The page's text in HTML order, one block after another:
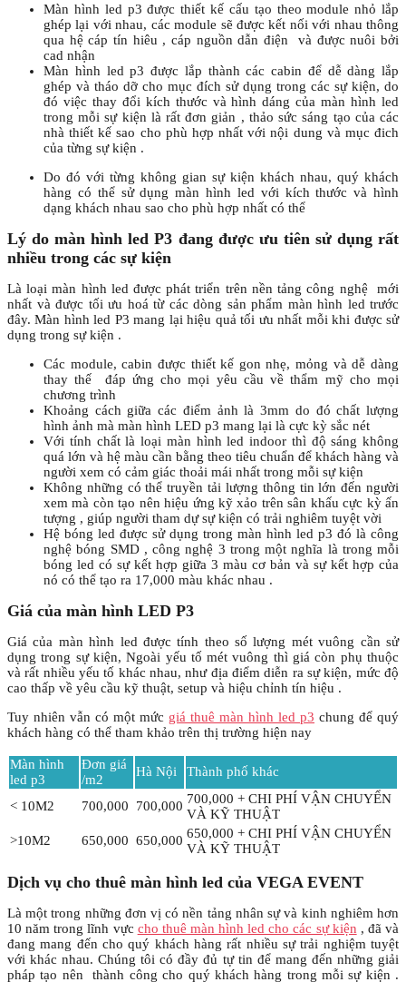
Màn hình led p3 được thiết kế cấu tạo theo module nhỏ lắp
ghép lại với nhau, các module sẽ được kết nối với nhau thông
qua hệ cáp tín hiêu , cáp nguồn dẫn điện và được nuôi bởi
cad nhận
Màn hình led p3 được lắp thành các cabin để dễ dàng lắp
ghép và tháo dỡ cho mục đích sử dụng trong các sự kiện, do
đó việc thay đổi kích thước và hình dáng của màn hình led
trong mỗi sự kiện là rất đơn giản , thảo sức sáng tạo của các
nhà thiết kế sao cho phù hợp nhất với nội dung và mục đich
của từng sự kiện .
Do đó với từng không gian sự kiện khách nhau, quý khách
hàng có thể sử dụng màn hình led với kích thước và hình
dạng khách nhau sao cho phù hợp nhất có thể
Lý do màn hình led P3 đang được ưu tiên sử dụng rất
nhiều trong các sự kiện
Là loại màn hình led được phát triển trên nền tảng công nghệ mới
nhất và được tối ưu hoá từ các dòng sản phẩm màn hình led trước
đây. Màn hình led P3 mang lại hiệu quả tối ưu nhất mỗi khi được sử
dụng trong sự kiện .
Các module, cabin được thiết kế gon nhẹ, mỏng và dễ dàng
thay thế đáp ứng cho mọi yêu cầu về thẩm mỹ cho mọi
chương trình
Khoảng cách giữa các điểm ảnh là 3mm do đó chất lượng
hình ảnh mà màn hình LED p3 mang lại là cực kỳ sắc nét
Với tính chất là loại màn hình led indoor thì độ sáng không
quá lớn và hệ màu cần bằng theo tiêu chuẩn để khách hàng và
người xem có cảm giác thoải mái nhất trong mỗi sự kiện
Không những có thể truyền tải lượng thông tin lớn đến người
xem mà còn tạo nên hiệu ứng kỹ xảo trên sân khấu cực kỳ ấn
tượng , giúp người tham dự sự kiện có trải nghiêm tuyệt vời
Hệ bóng led được sử dụng trong màn hình led p3 đó là công
nghệ bóng SMD , công nghệ 3 trong một nghĩa là trong mỗi
bóng led có sự kết hợp giữa 3 màu cơ bản và sự kết hợp của
nó có thể tạo ra 17,000 màu khác nhau .
Giá của màn hình LED P3
Giá của màn hình led được tính theo số lượng mét vuông cần sử
dụng trong sự kiện, Ngoài yếu tố mét vuông thì giá còn phụ thuộc
và rất nhiều yếu tố khác nhau, như địa điểm diễn ra sự kiện, mức độ
cao thấp về yêu cầu kỹ thuật, setup và hiệu chỉnh tín hiệu .
Tuy nhiên vẫn có một mức giá thuê màn hình led p3 chung để quý
khách hàng có thể tham khảo trên thị trường hiện nay
Màn hình
led p3
Đơn giá
/m2
Hà Nội Thành phố khác
< 10M2 700,000 700,000 700,000 + CHI PHÍ VẬN CHUYỂN
VÀ KỸ THUẬT
>10M2
650,000 650,000 650,000 + CHI PHÍ VẬN CHUYỂN
VÀ KỸ THUẬT
Dịch vụ cho thuê màn hình led của VEGA EVENT
Là một trong những đơn vị có nền tảng nhân sự và kinh nghiêm hơn
10 năm trong lĩnh vực cho thuê màn hình led cho các sự kiện , đã và
đang mang đến cho quý khách hàng rất nhiều sự trải nghiệm tuyệt
với khác nhau. Chúng tôi có đầy đủ tự tin để mang đến những giải
pháp tạo nên thành công cho quý khách hàng trong mỗi sự kiện .